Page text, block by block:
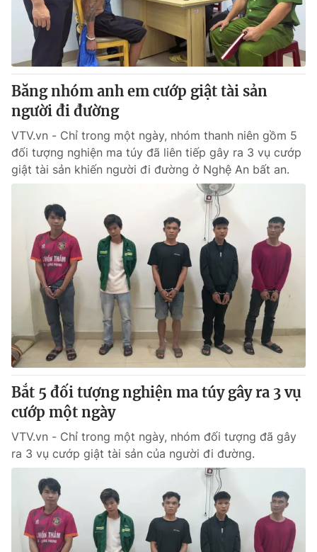
Băng nhóm anh em cướp giật tài sản
người đi đường
VTV.vn - Chỉ trong một ngày, nhóm thanh niên gồm 5
đối tượng nghiện ma túy đã liên tiếp gây ra 3 vụ cướp
giật tài sản khiến người đi đường ở Nghệ An bất an.
Bắt 5 đối tượng nghiện ma túy gây ra 3 vụ
cướp một ngày
VTV.vn - Chỉ trong một ngày, nhóm đối tượng đã gây
ra 3 vụ cướp giật tài sản của người đi đường.